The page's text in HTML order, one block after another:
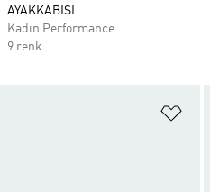
AYAKKABISI
Kadın Performance
9 renk